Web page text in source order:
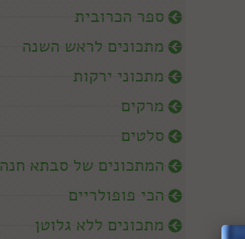
ספר הכרובית
מתכונים לראש השנה
מתכוני ירקות
מרקים
סלטים
המתכונים של סבתא חנה
הכי פופולריים
מתכונים ללא גלוטן